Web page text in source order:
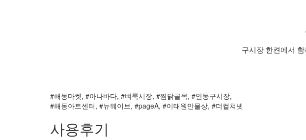
구시장 한켠에서
#해동마켓, #아나바다, #벼룩시장, #찜닭골목, #안동구시장,
#해동아트센터, #뉴웨이브, #pageA, #이태원만물상, #더컬쳐넷
사용후기